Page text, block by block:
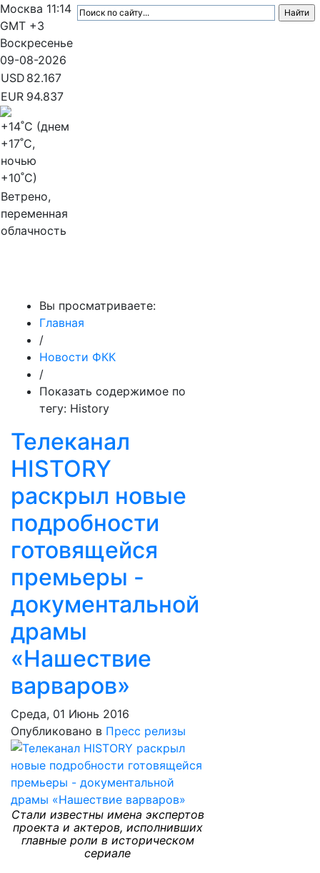
Москва 11:14
GMT +3
Воскресенье
09-08-2026
USD 82.167
EUR 94.837
+14˚C (днем
+17˚C,
ночью
+10˚C)
Ветрено,
переменная
облачность
Вы просматриваете:
Главная
/
Новости ФКК
/
Показать содержимое по
тегу: History
Телеканал
HISTORY
раскрыл новые
подробности
готовящейся
премьеры -
документальной
драмы
«Нашествие
варваров»
Среда, 01 Июнь 2016
Опубликовано в Пресс релизы
Стали известны имена экспертов
проекта и актеров, исполнивших
главные роли в историческом
сериале